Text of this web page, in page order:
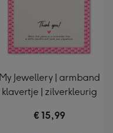
My Jewellery | armband
klavertje | zilverkleurig
€ 15,99